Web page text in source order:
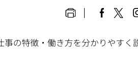
の特徴・働き方を分かりやすく